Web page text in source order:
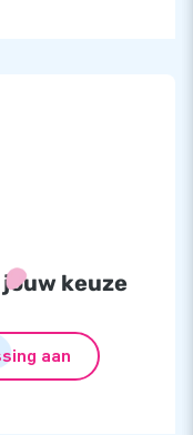
keuze
aan